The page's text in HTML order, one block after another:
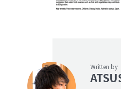
Written by